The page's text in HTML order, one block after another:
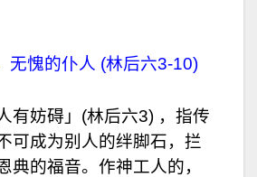
无愧的仆人 (林后六3-10)
有妨碍」(林后六3) ，指传
可成为别人的绊脚石，拦
典的福音。作神工人的，